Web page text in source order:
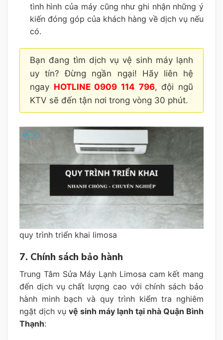
tình hình của máy cũng như ghi nhận những ý
kiến đóng góp của khách hàng về dịch vụ nếu
có.
Bạn đang tìm dịch vụ vệ sinh máy lạnh
uy tín? Đừng ngần ngại! Hãy liên hệ
ngay HOTLINE 0909 114 796, đội ngũ
KTV sẽ đến tận nơi trong vòng 30 phút.
quy trình triển khai limosa
7. Chính sách bảo hành
Trung Tâm Sửa Máy Lạnh Limosa cam kết mang
đến dịch vụ chất lượng cao với chính sách bảo
hành minh bạch và quy trình kiểm tra nghiêm
ngặt dịch vụ vệ sinh máy lạnh tại nhà Quận Bình
Thạnh: